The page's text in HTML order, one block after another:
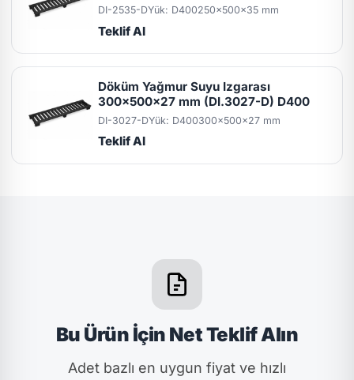
DI-2535-DYük: D400250x500x35 mm
Teklif Al
Döküm Yağmur Suyu Izgarası
300x500x27 mm (DI.3027-D) D400
DI-3027-DYük: D400300x500x27 mm
Teklif Al
Bu Ürün İçin Net Teklif Alın
Adet bazlı en uygun fiyat ve hızlı